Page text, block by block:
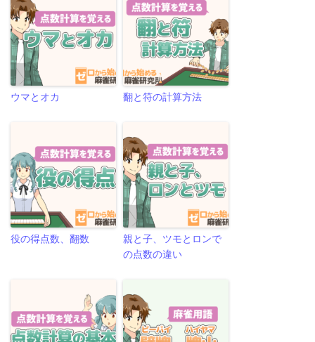
ウマとオカ 翻と符の計算方法
役の得点数、翻数
親と子、ツモとロンで
の点数の違い